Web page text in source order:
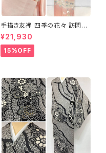
手描き友禅 四季の花々 訪問着
袷 正絹 サーモンピンク クリー
ム 白 桃花色 1434
¥21,930
15%OFF